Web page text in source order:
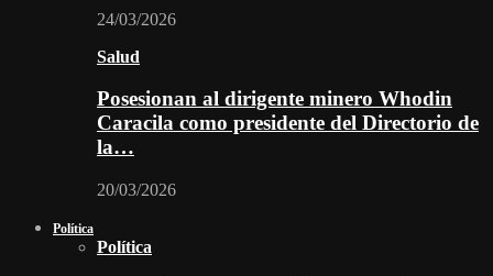
24/03/2026
Salud
Posesionan al dirigente minero Whodin
Caracila como presidente del Directorio de
la…
20/03/2026
Política
Política